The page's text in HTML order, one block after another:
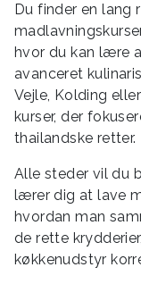
Du finder en
hvor du kan lære
avanceret
Vejle, Kolding
kurser, der
thailandske retter.
Alle steder vil du
lærer dig at lave
hvordan man
de rette
køkkenudstyr